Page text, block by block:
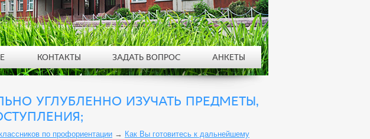
УГЛУБЛЕННО ИЗУЧАТЬ ПРЕДМЕТЫ,
по профориентации → Как Вы готовитесь к дальнейшему
КОНТАКТЫ ЗАДАТЬ ВОПРОС АНКЕТЫ